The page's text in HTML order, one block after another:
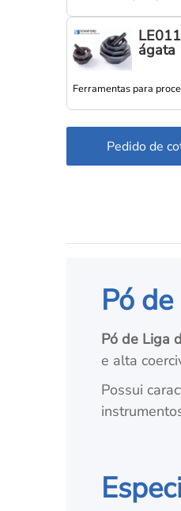
ágata
Ferramentas para
Pedido de
Pó
Pó de Liga
e alta
Possui